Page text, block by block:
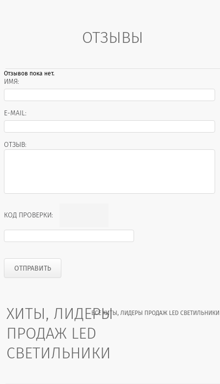
ОТЗЫВЫ
Отзывов пока нет.
ИМЯ:
E-MAIL:
ОТЗЫВ:
КОД ПРОВЕРКИ:
ХИТЫ, ЛИДЕРЫ
ПРОДАЖ LED
СВЕТИЛЬНИКИ
ВСЕ ХИТЫ, ЛИДЕРЫ ПРОДАЖ LED СВЕТИЛЬНИКИ